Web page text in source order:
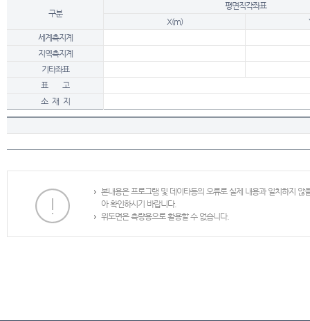
구분
평면직각좌표
X(m)
세계측지계
지역측지계
기타좌표
표 고
소 재 지
본내용은 프로그램 및 데이타등의 오류로 실제 내용과 일치하지
아 확인하시기 바랍니다.
위도면은 측량용으로 활용할 수 없습니다.